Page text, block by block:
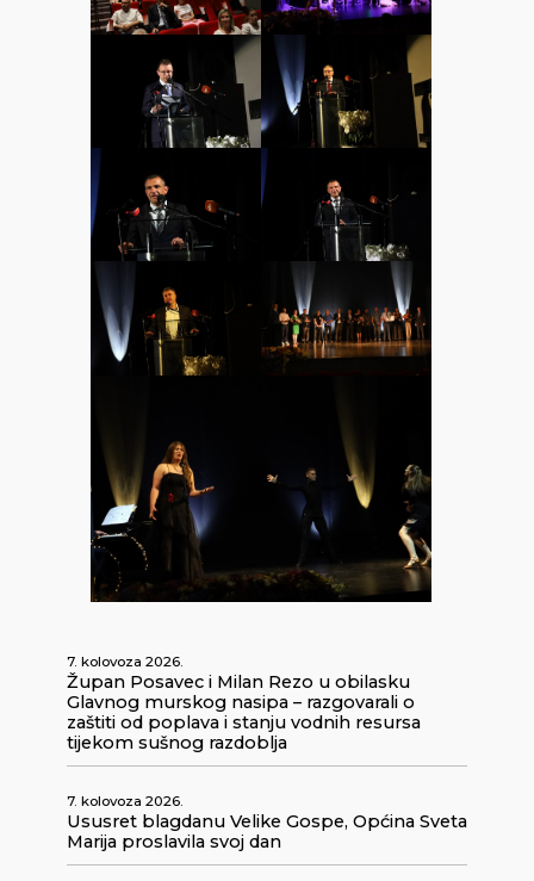
7. kolovoza 2026.
Župan Posavec i Milan Rezo u obilasku
Glavnog murskog nasipa – razgovarali o
zaštiti od poplava i stanju vodnih resursa
tijekom sušnog razdoblja
7. kolovoza 2026.
Ususret blagdanu Velike Gospe, Općina Sveta
Marija proslavila svoj dan